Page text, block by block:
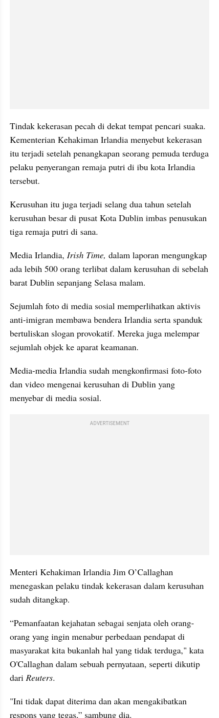
Tindak kekerasan pecah di dekat tempat pencari suaka.
Kementerian Kehakiman Irlandia menyebut kekerasan
itu terjadi setelah penangkapan seorang pemuda terduga
pelaku penyerangan remaja putri di ibu kota Irlandia
tersebut.
Kerusuhan itu juga terjadi selang dua tahun setelah
kerusuhan besar di pusat Kota Dublin imbas penusukan
tiga remaja putri di sana.
Media Irlandia, Irish Time, dalam laporan mengungkap
ada lebih 500 orang terlibat dalam kerusuhan di sebelah
barat Dublin sepanjang Selasa malam.
Sejumlah foto di media sosial memperlihatkan aktivis
anti-imigran membawa bendera Irlandia serta spanduk
bertuliskan slogan provokatif. Mereka juga melempar
sejumlah objek ke aparat keamanan.
Media-media Irlandia sudah mengkonfirmasi foto-foto
dan video mengenai kerusuhan di Dublin yang
menyebar di media sosial.
ADVERTISEMENT
Menteri Kehakiman Irlandia Jim O’Callaghan
menegaskan pelaku tindak kekerasan dalam kerusuhan
sudah ditangkap.
“Pemanfaatan kejahatan sebagai senjata oleh orang-
orang yang ingin menabur perbedaan pendapat di
masyarakat kita bukanlah hal yang tidak terduga," kata
O'Callaghan dalam sebuah pernyataan, seperti dikutip
dari Reuters.
"Ini tidak dapat diterima dan akan mengakibatkan
respons yang tegas,” sambung dia.